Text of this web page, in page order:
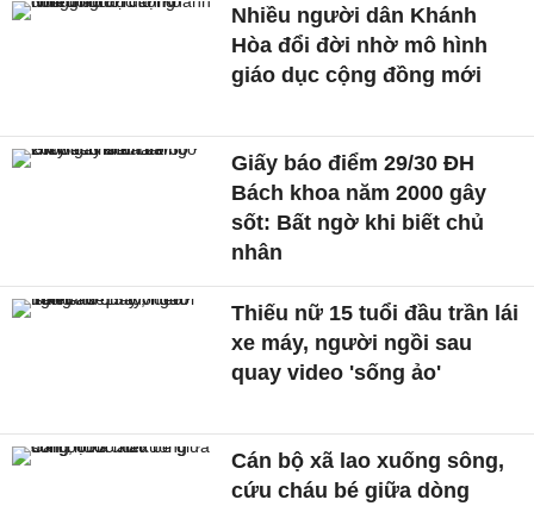
Nhiều người dân Khánh
Hòa đổi đời nhờ mô hình
giáo dục cộng đồng mới
Giấy báo điểm 29/30 ĐH
Bách khoa năm 2000 gây
sốt: Bất ngờ khi biết chủ
nhân
Thiếu nữ 15 tuổi đầu trần lái
xe máy, người ngồi sau
quay video 'sống ảo'
Cán bộ xã lao xuống sông,
cứu cháu bé giữa dòng